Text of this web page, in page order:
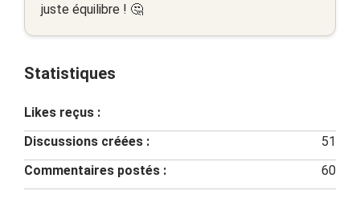
juste équilibre ! 🤔
Statistiques
Likes reçus :
Discussions créées :
51
Commentaires postés :
60